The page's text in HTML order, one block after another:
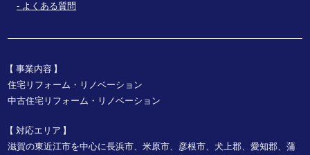
よくある質問
事業内容
住宅リフォーム・リノベーション
中古住宅リフォーム・リノベーション
対応エリア
滋賀の東近江市を中心に長浜市、米原市、彦根市、犬上郡、愛知郡、蒲